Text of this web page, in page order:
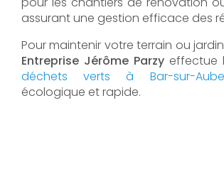
assurant une gestion efficace des
Pour maintenir votre terrain ou
Entreprise Jérôme Parzy effectue
déchets verts à Bar-sur-Aube
écologique et rapide.